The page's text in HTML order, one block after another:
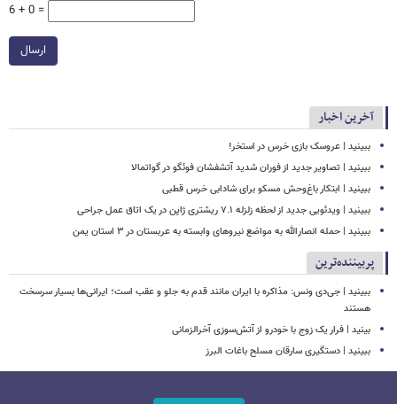
6 + 0 =
ارسال
آخرین اخبار
ببینید | عروسک بازی خرس در استخر!
ببینید | تصاویر جدید از فوران شدید آتشفشان فوئگو در گواتمالا
ببینید | ابتکار باغ‌وحش مسکو برای شادابی خرس قطبی
ببینید | ویدئویی جدید از لحظه زلزله ۷.۱ ریشتری ژاپن در یک اتاق عمل جراحی
ببینید | حمله انصارالله به مواضع نیروهای وابسته به عربستان در ۳ استان یمن
پربیننده‌ترین
ببینید | جی‌دی ونس: مذاکره با ایران مانند قدم به جلو و عقب است؛ ایرانی‌ها بسیار سرسخت
هستند
بینید | فرار یک زوج با خودرو از آتش‌سوزی آخرالزمانی
ببینید | دستگیری سارقان مسلح باغات البرز